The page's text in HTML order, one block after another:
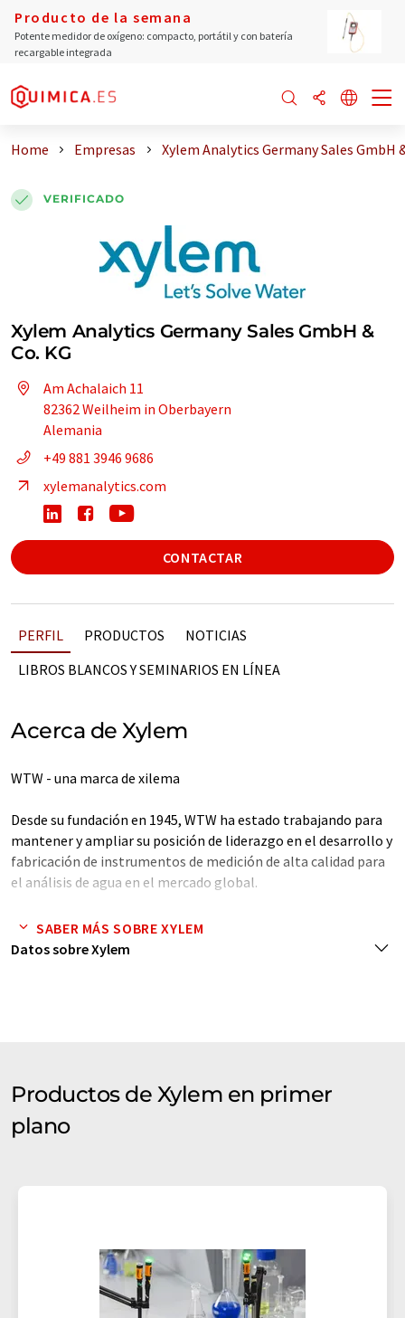
Producto de la semana
Potente medidor de oxígeno: compacto, portátil y con batería
recargable integrada
Home Empresas Xylem Analytics Germany Sales GmbH
VERIFICADO
Xylem Analytics Germany Sales GmbH &
Co. KG
Am Achalaich 11
82362 Weilheim in Oberbayern
Alemania
+49 881 3946 9686
xylemanalytics.com
CONTACTAR
PERFIL PRODUCTOS
NOTICIAS
LIBROS BLANCOS Y SEMINARIOS EN LÍNEA
Acerca de Xylem
WTW - una marca de xilema
Desde su fundación en 1945, WTW ha estado trabajando para
mantener y ampliar su posición de liderazgo en el desarrollo y
fabricación de instrumentos de medición de alta calidad para
el análisis de agua en el mercado global.
Instrumentos de medición de laboratorio y de campo:
El innovador sistema IQ-SENSOR-NET de WTW con sus
modernos sensores digitales in situ se ha establecido como el
SABER MÁS SOBRE XYLEM
Datos sobre Xylem
Productos de Xylem en primer
plano